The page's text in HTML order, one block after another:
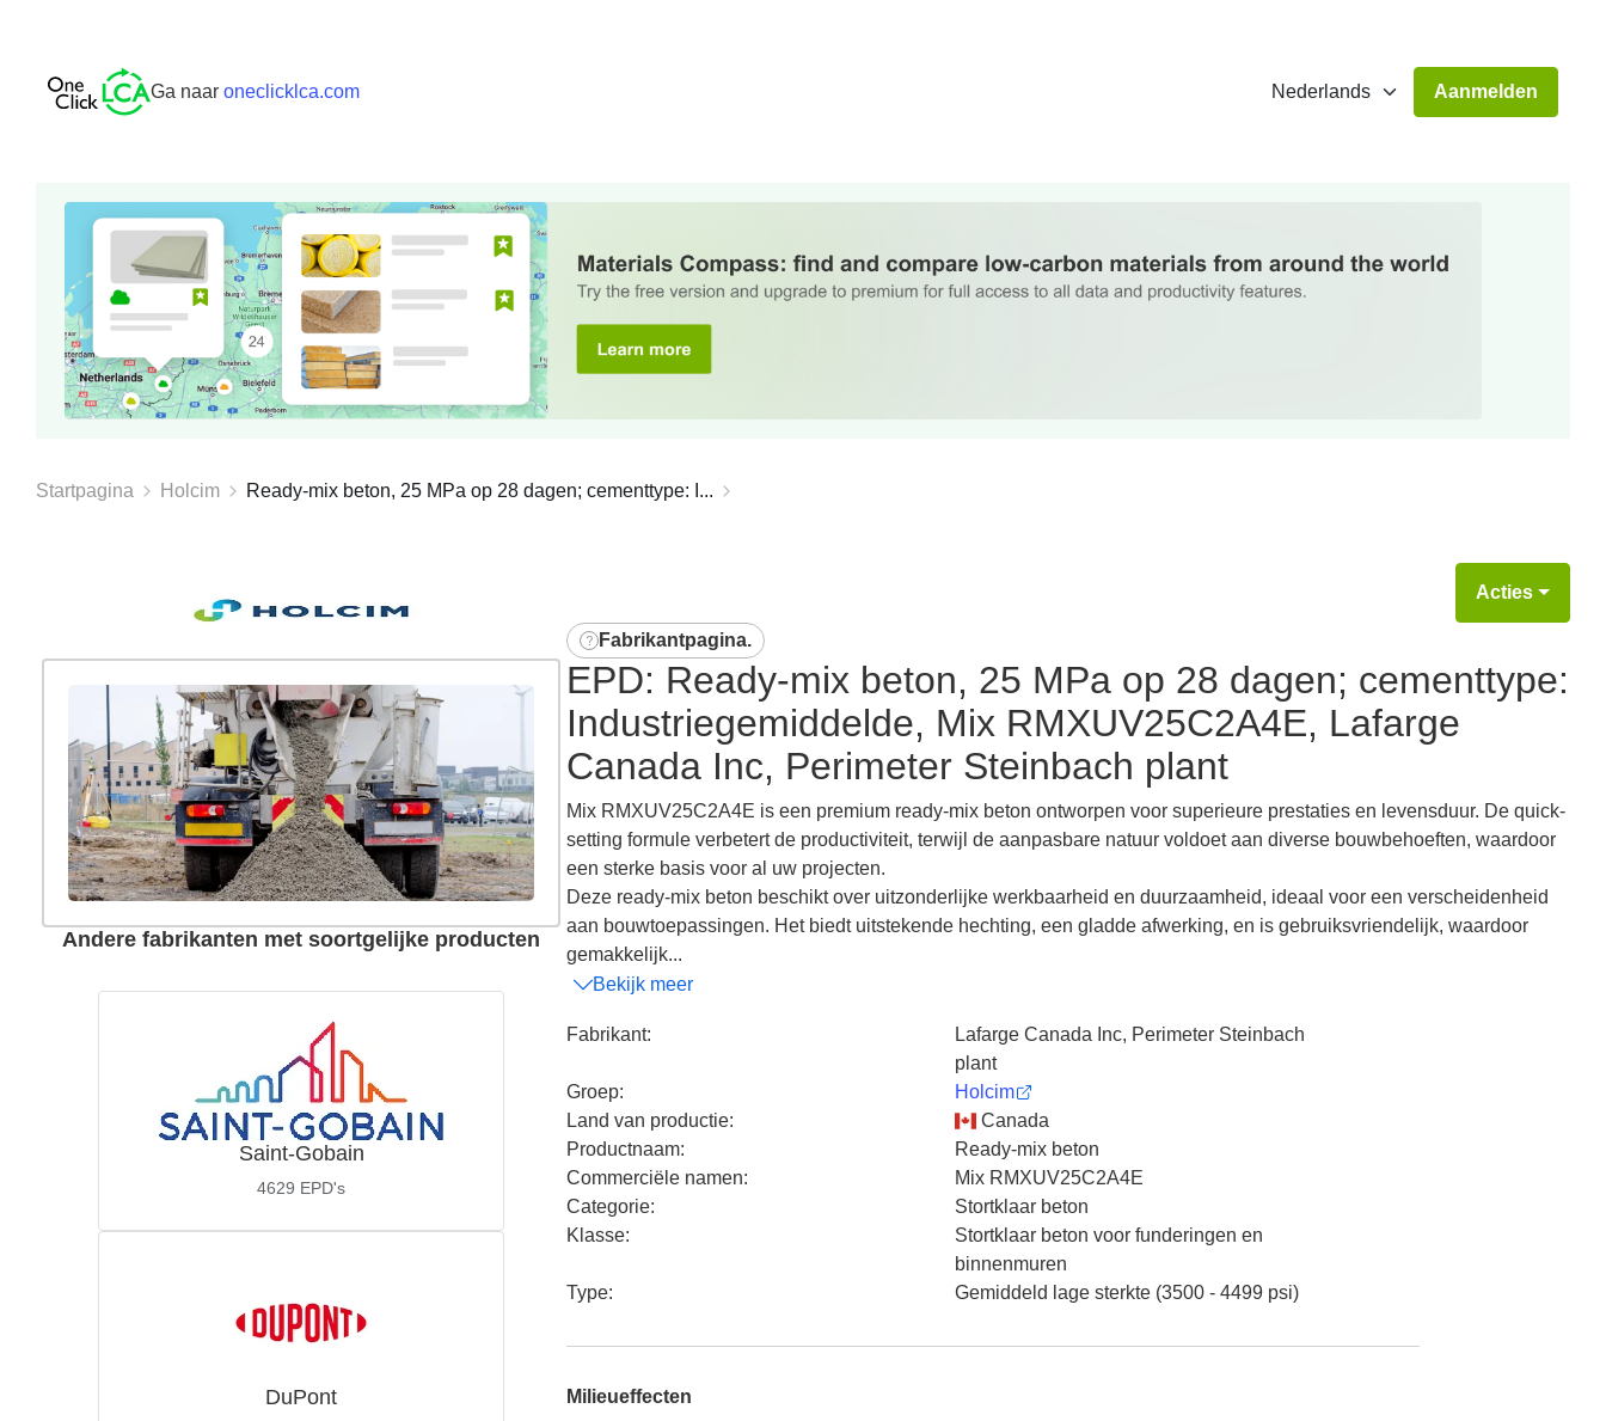
Ga naar oneclicklca.com Aanmelden
Startpagina Holcim Ready-mix beton, 25 MPa op 28 dagen; cementtype: I...
Andere fabrikanten met soortgelijke producten
Saint-Gobain
4629 EPD's
DuPont
Acties
Fabrikantpagina.
EPD: Ready-mix beton, 25 MPa op 28 dagen; cementtype:
Industriegemiddelde, Mix RMXUV25C2A4E, Lafarge
Canada Inc, Perimeter Steinbach plant
Mix RMXUV25C2A4E is een premium ready-mix beton ontworpen voor superieure prestaties en levensduur. De quick-
setting formule verbetert de productiviteit, terwijl de aanpasbare natuur voldoet aan diverse bouwbehoeften, waardoor
een sterke basis voor al uw projecten.
Deze ready-mix beton beschikt over uitzonderlijke werkbaarheid en duurzaamheid, ideaal voor een verscheidenheid
aan bouwtoepassingen. Het biedt uitstekende hechting, een gladde afwerking, en is gebruiksvriendelijk, waardoor
gemakkelijk...
Bekijk meer
Fabrikant:
Lafarge Canada Inc, Perimeter Steinbach
plant
Groep:
Holcim
Land van productie:
Canada
Productnaam:
Ready-mix beton
Commerciële namen:
Mix RMXUV25C2A4E
Categorie:
Stortklaar beton
Klasse:
Stortklaar beton voor funderingen en
binnenmuren
Type: Gemiddeld lage sterkte (3500 - 4499 psi)
Milieueffecten